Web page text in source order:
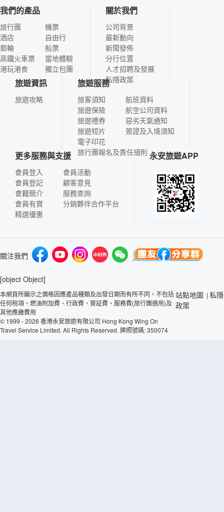
我們的產品
旅行團
酒店
郵輪
高鐵火車票
港玩港食
機票
自由行
船票
當地體驗
獨立包團
關於我們
公司背景
最新動向
新聞發佈
分行位置
人才招聘及發展
私隱政策
旅遊資訊
旅遊攻略
旅遊服務
旅客須知
旅遊保險
旅遊禮券
旅遊短片
電子印花
航班資料
航空公司資料
惡劣天氣通知
簽證及入境須知
旅行團報名及責任細則
更多服務與支援
會員登入
會員登記
會籍簡介
會員有賞
精選優惠
會員活動
顧客意見
服務查詢
分銷夥伴合作平台
永安旅遊APP
關注我們
[object Object]
本網頁所顯示之價格因應產品種類及出發日期而有所不同，不包括
任何稅項、燃油附加費、行政費、簽証費、服務費(旅行團適用)及
其他應繳費用
© 1999 - 2026 香港永安旅遊有限公司 Hong Kong Wing On
Travel Service Limited. All Rights Reserved. 牌照號碼: 350074
站點地圖 | 私隱
政策